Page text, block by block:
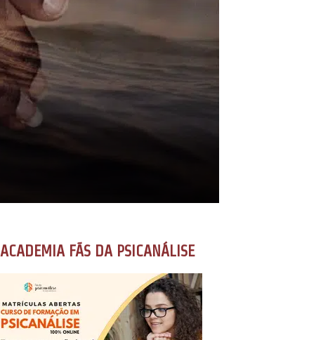
ACADEMIA FÃS DA PSICANÁLISE